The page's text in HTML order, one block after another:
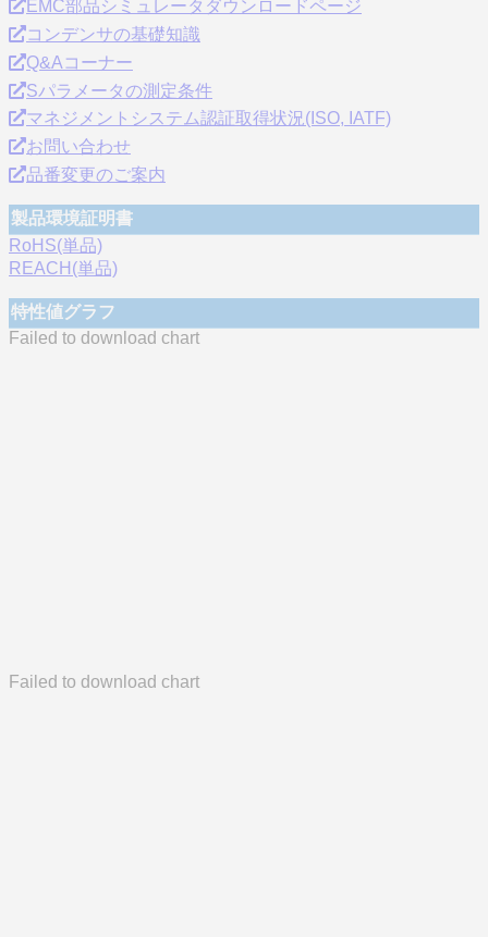
EMC部品シミュレータダウンロードページ
コンデンサの基礎知識
Q&Aコーナー
Sパラメータの測定条件
マネジメントシステム認証取得状況(ISO, IATF)
お問い合わせ
品番変更のご案内
製品環境証明書
RoHS(単品)
REACH(単品)
特性値グラフ
Failed to download chart
Failed to download chart